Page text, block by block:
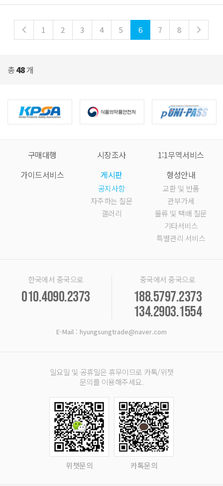
1 2 3 4 5 6 7 8
총48개
구매대행 시장조사
1:1무역서비스
가이드서비스
게시판
공지사항
자주하는 질문
갤러리
형성안내
교환 및 반품
관부가세
물류 및 택배 질문
기타서비스
특별관리 서비스
한국에서 중국으로
010.4090.2373
중국에서 중국으로
188.5797.2373
134.2903.1554
E-Mail : hyungsungtrade@naver.com
일요일 및 공휴일은 휴무이므로 카톡/위챗
문의를 이용해주세요.
위챗문의 카톡문의